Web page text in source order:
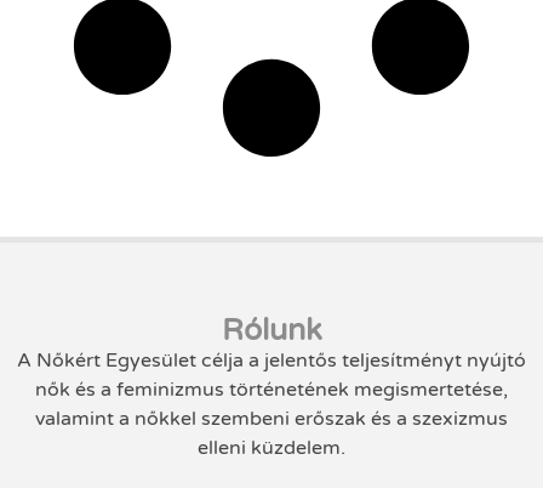
Rólunk
A Nőkért Egyesület célja a jelentős teljesítményt nyújtó
nők és a feminizmus történetének megismertetése,
valamint a nőkkel szembeni erőszak és a szexizmus
elleni küzdelem.